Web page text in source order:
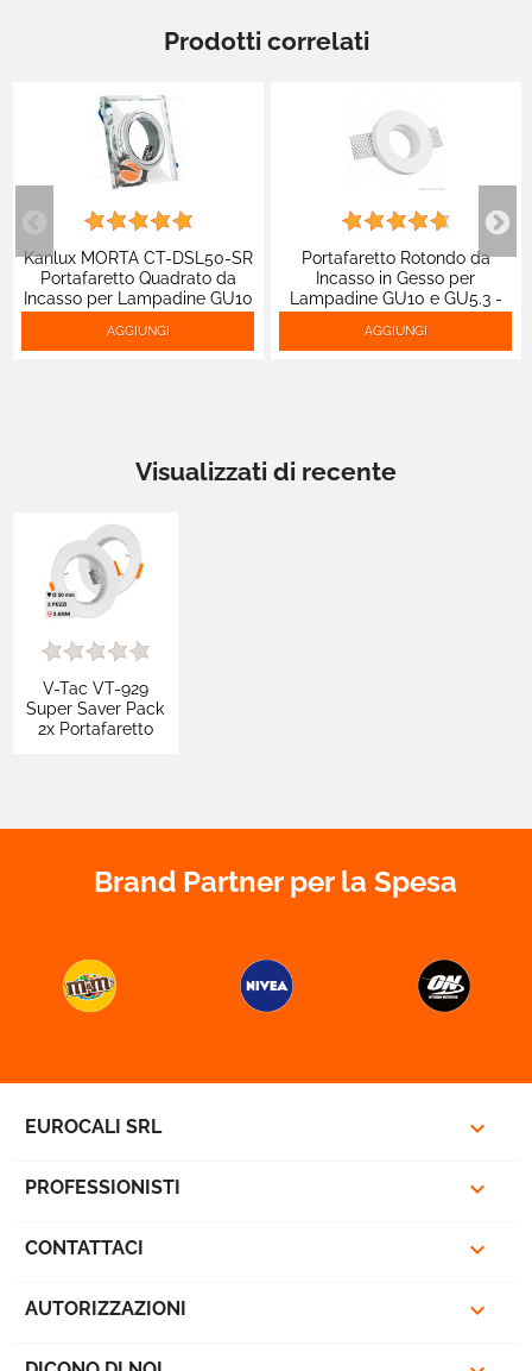
Prodotti correlati
Kanlux MORTA CT-DSL50-SR
Portafaretto Quadrato da
Incasso per Lampadine GU10
e GU5.3 - mod.18512
AGGIUNGI
Portafaretto Rotondo da
Incasso in Gesso per
Lampadine GU10 e GU5.3 -
ART43
AGGIUNGI
Visualizzati di recente
V-Tac VT-929
Super Saver Pack
2x Portafaretto
Bianco - SKU 6640
Brand Partner per la Spesa
EUROCALI SRL 
PROFESSIONISTI 
CONTATTACI 
AUTORIZZAZIONI 